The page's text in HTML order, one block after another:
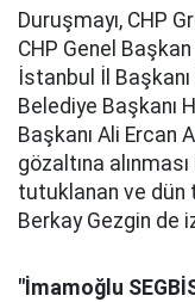
Duruşmayı, CHP
CHP Genel Başkan
İstanbul İl
Belediye Başkanı
Başkanı Ali Ercan
gözaltına
tutuklanan ve dün
Berkay Gezgin de
"İmamoğlu